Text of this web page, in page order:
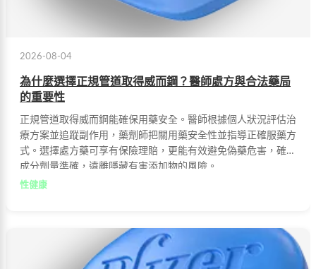
2026-08-04
為什麼選擇正規管道取得威而鋼？醫師處方與合法藥局
的重要性
正規管道取得威而鋼能確保用藥安全。醫師根據個人狀況評估治
療方案並追蹤副作用，藥劑師把關用藥安全性並指導正確服藥方
式。選擇處方藥可享有保險理賠，更能有效避免偽藥危害，確保
成分劑量準確，遠離隱藏有害添加物的風險。
性健康